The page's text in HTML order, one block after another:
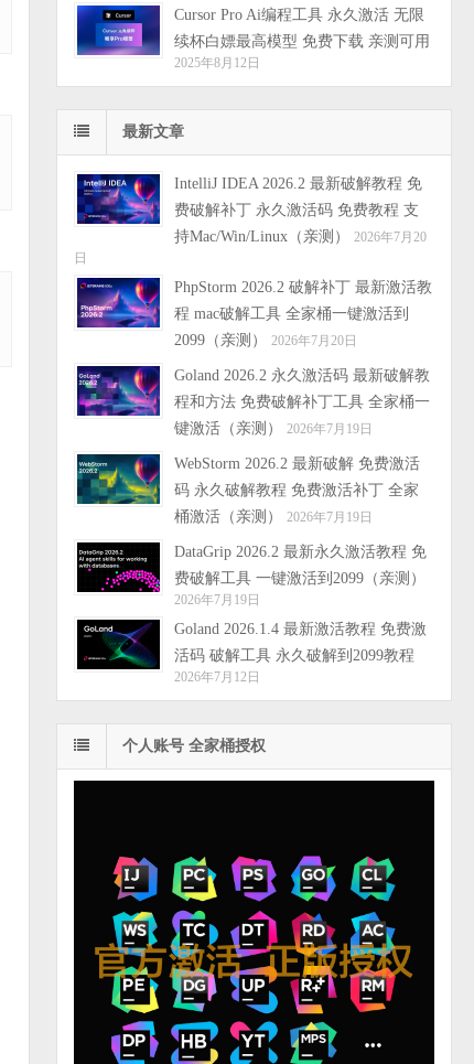
Cursor Pro Ai编程工具 永久激活 无限
续杯白嫖最高模型 免费下载 亲测可用
2025年8月12日
最新文章
IntelliJ IDEA 2026.2 最新破解教程 免
费破解补丁 永久激活码 免费教程 支
持Mac/Win/Linux（亲测）
2026年7月20
日
PhpStorm 2026.2 破解补丁 最新激活教
程 mac破解工具 全家桶一键激活到
2099（亲测）
2026年7月20日
Goland 2026.2 永久激活码 最新破解教
程和方法 免费破解补丁工具 全家桶一
键激活（亲测）
2026年7月19日
WebStorm 2026.2 最新破解 免费激活
码 永久破解教程 免费激活补丁 全家
桶激活（亲测）
2026年7月19日
DataGrip 2026.2 最新永久激活教程 免
费破解工具 一键激活到2099（亲测）
2026年7月19日
Goland 2026.1.4 最新激活教程 免费激
活码 破解工具 永久破解到2099教程
2026年7月12日
个人账号 全家桶授权